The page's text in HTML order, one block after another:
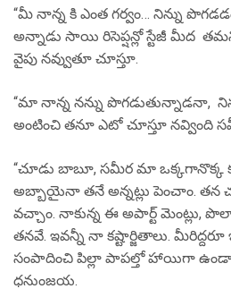
“మీ నాన్న కి ఎంత గర్వం… నిన్ను
అన్నాడు సాయి రిసెప్షన్లో స్టేజీ మీద తమని
వైపు నవ్వుతూ చూస్తూ.
“మా నాన్న నన్ను పొగడుతున్నాడనా,
అంటించి తనూ ఎటో చూస్తూ నవ్వింది
“చూడు బాబూ, సమీర మా
అబ్బాయైనా తనే అన్నట్లు పెంచాం. తన
వచ్చాం. నాకున్న ఈ అపార్ట్ మెంట్లు,
తనవే. ఇవన్నీ నా కష్టార్జితాలు.
సంపాదించి పిల్లా పాపల్తో హాయిగా
ధనుంజయ.